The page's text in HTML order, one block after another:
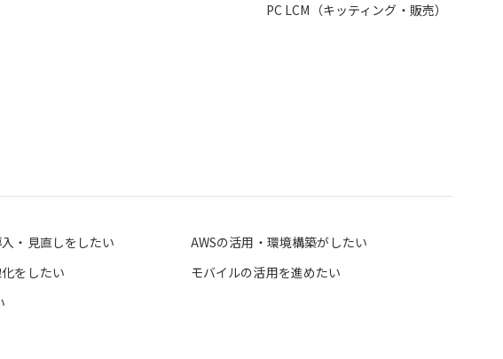
PC LCM（キッティング・販売）
・見直しをしたい
AWSの活用・環境構築がしたい
をしたい
モバイルの活用を進めたい